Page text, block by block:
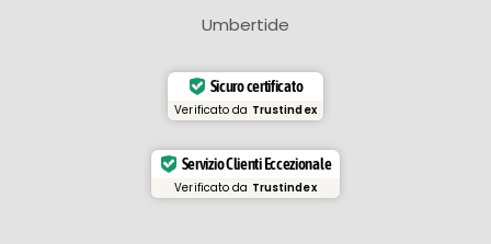
Umbertide
Sicuro certificato
Verificato da Trustindex
Servizio Clienti Eccezionale
Verificato da Trustindex